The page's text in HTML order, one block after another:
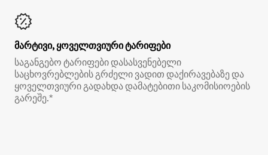
მარტივი, ყოველთვიური ტარიფები
საგანგებო ტარიფები დასასვენებელი
საცხოვრებლების გრძელი ვადით დაქირავებაზე და
ყოველთვიური გადახდა დამატებითი საკომისიოების
გარეშე.*